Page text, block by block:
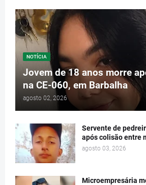
NOTÍCIA
Jovem de 18 anos morre
na CE-060, em Barbalha
agosto 02, 2026
Servente de
após colisão entre
agosto 03, 2026
Microempresária